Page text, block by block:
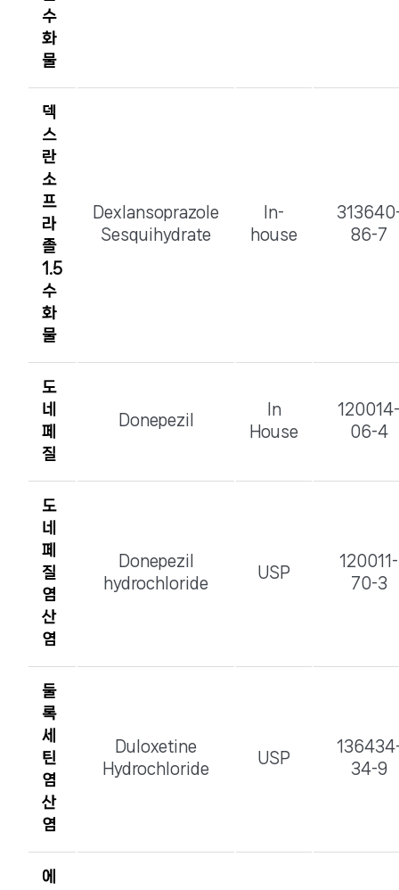
수
화
물
덱
스
란
소
프
라
졸
1.5
수
화
물
Dexlansoprazole
Sesquihydrate
In-
house
86-7
도
네
페
질
Donepezil
In
House
120014-
06-4
도
네
페
질
염
산
염
Donepezil
hydrochloride
USP
120011-
70-3
둘
록
세
틴
염
산
염
Duloxetine
Hydrochloride
USP
34-9
에